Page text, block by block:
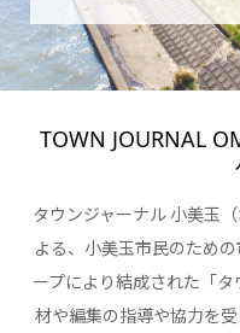
TOWN JOURNAL
タウンジャーナル 小美玉
よる、小美玉市民のため
ープにより結成された「
材や編集の指導や協力を